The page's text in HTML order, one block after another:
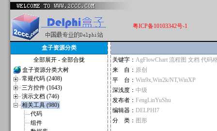
粤ICP备10103342号-1
盒子资源分类
全部展开 - 全部合拢
盒子资源分类大树
常规代码 (2408)
三方控件 (1643)
演示文档 (746)
相关工具 (980)
代码
组件
关键字： AgFlowChart 流程图 文档 代码
来 自： 原创
平 台： Win9x,Win2k/NT,WinXP
深浅度： 中级
发布者： FengLinYuShu
编辑器： DELPHI7
分 类： 图形